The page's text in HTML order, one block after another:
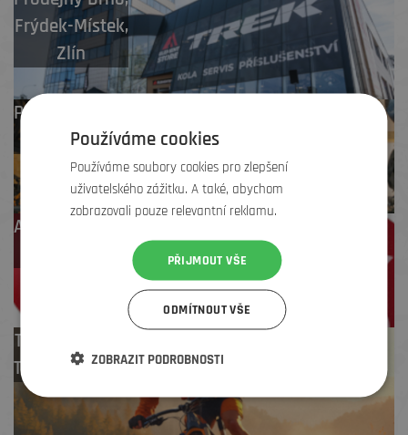
Frýdek-Místek,
Zlín
Profesionální záruční
i pozáruční servis
Až 4 % cashback
na další nákup
Test centrum
TREK zdarma
Používáme cookies
Používáme soubory cookies pro zlepšení
uživatelského zážitku. A také, abychom
zobrazovali pouze relevantní reklamu.
PŘIJMOUT VŠE
ODMÍTNOUT VŠE
ZOBRAZIT PODROBNOSTI